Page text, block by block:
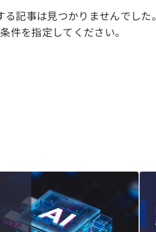
る記事は見つかりませんでした。
件を指定してください。